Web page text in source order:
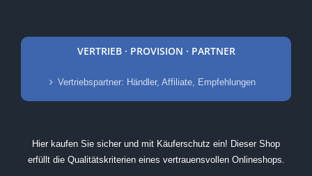
VERTRIEB · PROVISION · PARTNER
Vertriebspartner: Händler, Affiliate, Empfehlungen
Hier kaufen Sie sicher und mit Käuferschutz ein! Dieser Shop
erfüllt die Qualitätskriterien eines vertrauensvollen Onlineshops.